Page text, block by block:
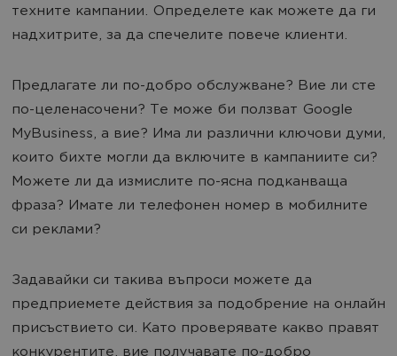
техните кампании. Определете как можете да ги
надхитрите, за да спечелите повече клиенти.
Предлагате ли по-добро обслужване? Вие ли сте
по-целенасочени? Те може би ползват Google
MyBusiness, а вие? Има ли различни ключови думи,
които бихте могли да включите в кампаниите си?
Можете ли да измислите по-ясна подканваща
фраза? Имате ли телефонен номер в мобилните
си реклами?
Задавайки си такива въпроси можете да
предприемете действия за подобрение на онлайн
присъствието си. Като проверявате какво правят
конкурентите, вие получавате по-добро